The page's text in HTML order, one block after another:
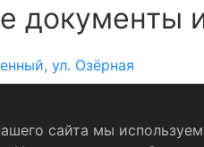
документы
ул. Озёрная
сайта мы